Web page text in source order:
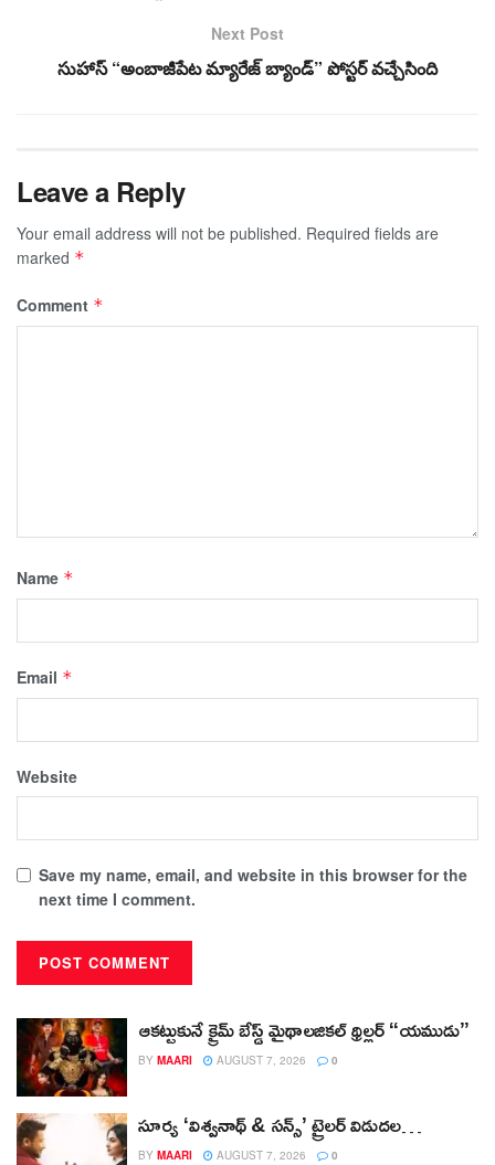
Next Post
సుహాస్ “అంబాజీపేట మ్యారేజ్ బ్యాండ్” పోస్టర్ వచ్చేసింది
Leave a Reply
Your email address will not be published. Required fields are
marked *
Comment *
Name *
Email *
Website
Save my name, email, and website in this browser for the
next time I comment.
ఆకట్టుకునే క్రైమ్ బేస్డ్ మైథాలజికల్ థ్రిల్లర్ “యముడు”
BY MAARI AUGUST 7, 2026 0
సూర్య ‘విశ్వనాథ్ & సన్స్’ ట్రైలర్ విడుదల…
BY MAARI AUGUST 7, 2026 0